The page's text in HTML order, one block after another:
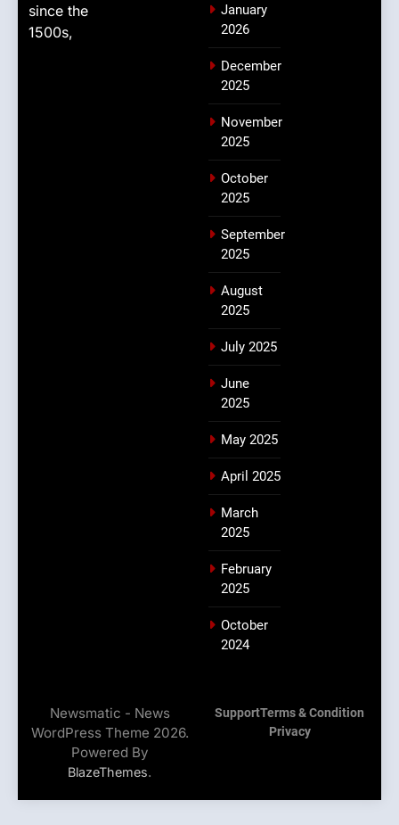
since the
1500s,
January
2026
December
2025
November
2025
October
2025
September
2025
August
2025
July 2025
June
2025
May 2025
April 2025
March
2025
February
2025
October
2024
Newsmatic - News
WordPress Theme 2026.
Powered By
BlazeThemes.
SupportTerms & Condition
Privacy